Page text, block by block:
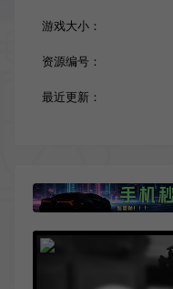
游戏大小：
资源编号：
最近更新：